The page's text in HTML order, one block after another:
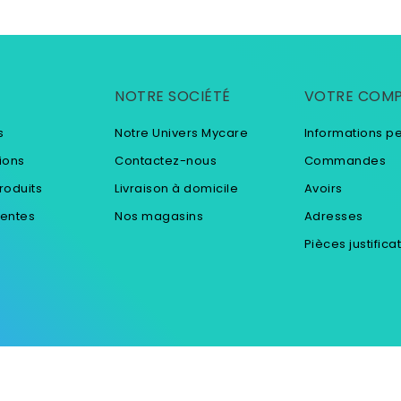
NOTRE SOCIÉTÉ
Notre Univers Mycare
Contactez-nous
Livraison à domicile
Nos magasins
VOTRE
Informations
Commandes
Avoirs
Adresses
Pièces